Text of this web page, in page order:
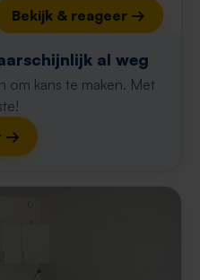
Bekijk & reageer →
al weg
om kans te maken. Met
→